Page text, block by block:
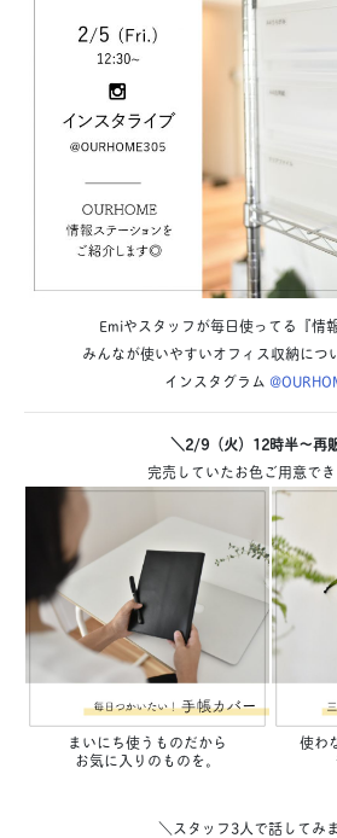
Emiやスタッフが毎日使ってる『情
みんなが使いやすいオフィス収納に
インスタグラム
＼2/9（火）12時半〜再
完売していたお色ご用意で
まいにち使うものだから
お気に入りのものを。
使わ
＼スタッフ3人で話してみ